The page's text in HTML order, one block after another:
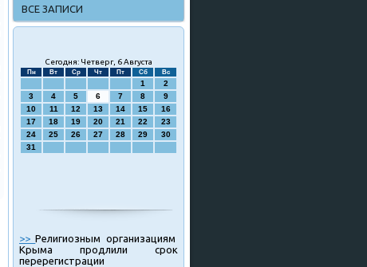
ВСЕ ЗАПИСИ
Сегодня: Четверг, 6 Августа
Пн Вт Ср Чт Пт Сб Вс
1
2
3
4 5 6 7 8
9
10
11 12 13 14 15
16
17
18 19 20 21 22
23
24
25 26 27 28 29
30
31
>>Религиозным организациям
Крыма продлили срок
перерегистрации